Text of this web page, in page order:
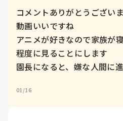
コメントありがとうござい
動画いいですね
アニメが好きなので家族が
程度に見ることにします
園長になると、嫌な人間に
01/16